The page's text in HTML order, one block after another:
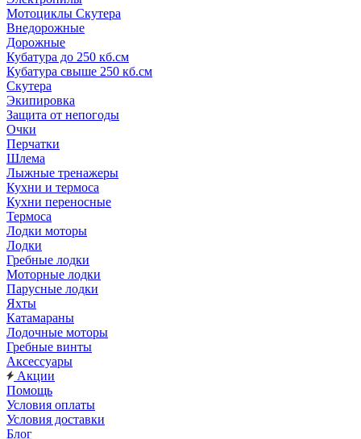
Мотоциклы Скутера
Внедорожные
Дорожные
Кубатура до 250 кб.см
Кубатура свыше 250 кб.см
Скутера
Экипировка
Защита от непогоды
Очки
Перчатки
Шлема
Лыжные тренажеры
Кухни и термоса
Кухни переносные
Термоса
Лодки моторы
Лодки
Гребные лодки
Моторные лодки
Парусные лодки
Яхты
Катамараны
Лодочные моторы
Гребные винты
Аксессуары
Акции
Помощь
Условия оплаты
Условия доставки
Блог